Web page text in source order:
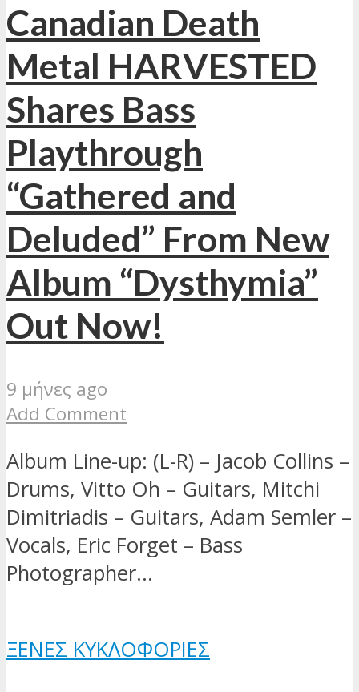
Canadian Death
Metal HARVESTED
Shares Bass
Playthrough
“Gathered and
Deluded” From New
Album “Dysthymia”
Out Now!
9 μήνες ago
Add Comment
Album Line-up: (L-R) – Jacob Collins –
Drums, Vitto Oh – Guitars, Mitchi
Dimitriadis – Guitars, Adam Semler –
Vocals, Eric Forget – Bass
Photographer...
ΞΈΝΕΣ ΚΥΚΛΟΦΟΡΊΕΣ